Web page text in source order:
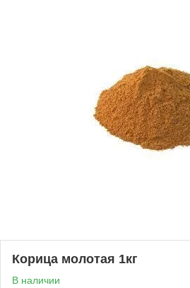
Корица молотая 1кг
В наличии